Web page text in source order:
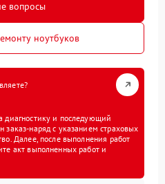
вопросы
ноутбуков
диагностику и последующий
заказ-наряд с указанием страховых
Далее, после выполнения работ
акт выполненных работ и